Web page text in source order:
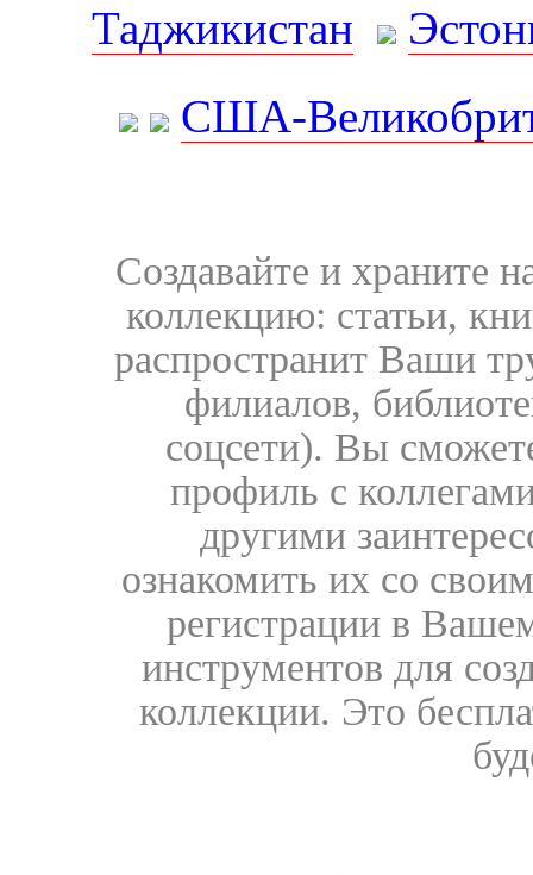
Таджикистан
США-
Создавайте и храните
коллекцию: статьи,
распространит Ваши
филиалов,
соцсети). Вы
профиль с
другими
ознакомить их со
регистрации в
инструментов для
коллекции. Это